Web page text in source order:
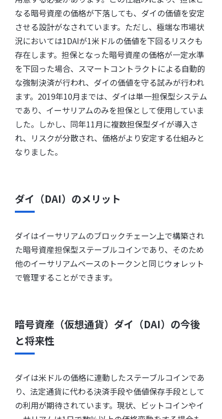
なる暗号資産の価格が下落しても、ダイの価値を安定
させる設計がなされています。ただし、極端な市場状
況においては1DAIが1米ドルの価値を下回るリスクも
存在します。担保となった暗号資産の価格が一定水準
を下回った場合、スマートコントラクトによる自動的
な強制決済が行われ、ダイの価値を守る試みが行われ
ます。2019年10月までは、ダイは単一担保型システム
であり、イーサリアムのみを担保として使用していま
した。しかし、同年11月に複数担保型ダイが導入さ
れ、リスクが分散され、価格がより安定する仕組みと
なりました。
ダイ（DAI）のメリット
ダイはイーサリアムのブロックチェーン上で構築され
た暗号資産担保型ステーブルコインであり、そのため
他のイーサリアムベースのトークンと同じウォレット
で管理することができます。
暗号資産（仮想通貨）ダイ（DAI）の今後
と将来性
ダイは米ドルの価格に連動したステーブルコインであ
り、法定通貨に代わる決済手段や価値保存手段として
の利用が期待されています。現状、ビットコインやイ